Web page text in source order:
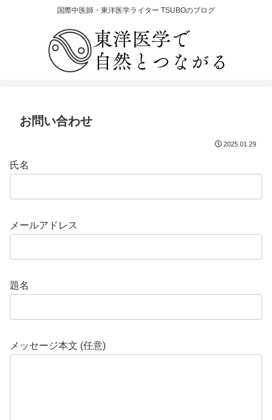
国際中医師・東洋医学ライター TSUBOのブログ
お問い合わせ
2025.01.29
氏名
メールアドレス
題名
メッセージ本文 (任意)